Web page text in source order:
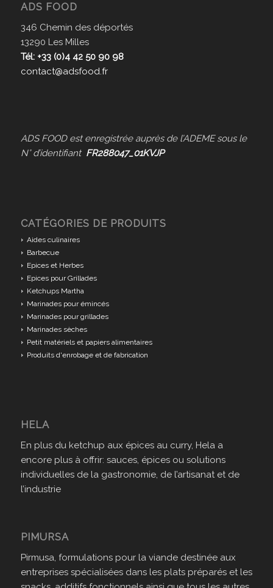
ADS FOOD
346 Chemin des déportés
13290 Les Milles
Tél: +33 (0)4 42 50 90 98
contact@adsfood.fr
ADS FOOD est enregistrée auprès de l’ADEME sous le
N° d’identifiant FR288047_01KVJP
CATÉGORIES DE PRODUITS
Aides culinaires
Barbecue
Epices et Herbes
Epices pour Grillades
Ketchups Martha
Marinades pour émincés
Marinades pour grillades
Marinades sèches
Petit matériels et papiers alimentaires
Produits d'enrobage et de fabrication
HELA
En plus du ketchup aux épices au curry, Hela a
encore plus à offrir: sauces, épices ou solutions
individuelles de la gastronomie, de l’artisanat et de
l’industrie
PIMURSA
Pirmusa, formulations pour la viande destinée aux
entreprises spécialisées dans les plats préparés et les